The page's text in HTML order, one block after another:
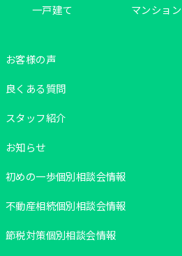
タワーマンション高値売却
買い替えのタイミングについて
教えてもらってよかったTOP8
大阪市住みたい「駅」TOP10
マンション売却した理由TOP7
売却にかかった期間TOP5
当社を選んだ理由TOP8
会社情報
一戸建て マンション
お客様の声
良くある質問
スタッフ紹介
お知らせ
初めの一歩個別相談会情報
不動産相続個別相談会情報
節税対策個別相談会情報